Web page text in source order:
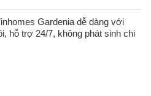
Gardenia dễ dàng với
hỗ trợ 24/7, không phát sinh chi